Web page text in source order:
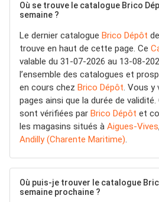
Où se trouve le catalogue Brico
semaine ?
Le dernier catalogue Brico Dépôt
trouve en haut de cette page. Ce
valable du 31-07-2026 au 13-08-
l’ensemble des catalogues et
en cours chez Brico Dépôt. Vous y
pages ainsi que la durée de
sont vérifiées par Brico Dépôt et
les magasins situés à Aigues-Vives,
Andilly (Charente Maritime).
Où puis-je trouver le catalogue
semaine prochaine ?